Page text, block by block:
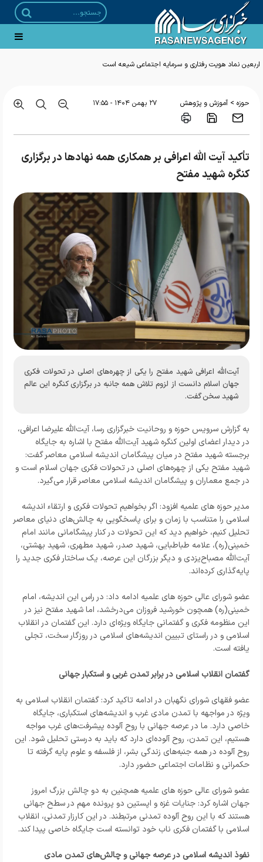
حوزه > آموزش و پژوهش ۲۷ بهمن ۱۴۰۴ - ۱۷:۵۵
تأکید آیت الله اعرافی بر همکاری همه نهاد‌ها در برگزاری
کنگره شهید مفتح
آیت‌الله اعرافی شهید مفتح را یکی از چهره‌های اصلی در تحولات فکری
جهان اسلام دانست از لزوم تلاش همه جانبه در برگزاری کنگره این عالم
شهید سخن گفت.
به گزارش سرویس حوزه و روحانیت خبرگزاری رسا، آیت‌الله علیرضا اعرافی،
در دیدار اعضای اولین کنگره شهید آیت‌الله مفتح با اشاره به جایگاه
برجسته شهید مفتح در میان پیشگامان اندیشه اسلامی معاصر گفت:
شهید مفتح یکی از چهره‌های اصلی در تحولات فکری جهان اسلام است و
در جمع معماران و پیشگامان اندیشه اسلامی معاصر قرار می‌گیرد.
مدیر حوزه های علمیه افزود: اگر بخواهیم تحولات فکری و ارتقاء اندیشه
اسلامی را متناسب با زمان و برای پاسخگویی به چالش‌های دنیای معاصر
تحلیل کنیم، خواهیم دید که این تحولات در کنار پیشگامانی مانند امام
خمینی(ره)، علامه طباطبایی، شهید صدر، شهید مطهری، شهید بهشتی،
آیت‌الله مصباح‌یزدی و دیگر بزرگان این عرصه، یک ساختار فکری جدید را
پایه‌گذاری کرده‌اند.
عضو شورای عالی حوزه های علمیه ادامه داد: در راس این اندیشه، امام
خمینی(ره) همچون خورشید فروزان می‌درخشد، اما شهید مفتح نیز در
این منظومه فکری و گفتمانی جایگاه ویژه‌ای دارد. این گفتمان در انقلاب
اسلامی و در راستای تبیین اندیشه‌های اسلامی در روزگار سخت، تجلی
یافته است.
گفتمان انقلاب اسلامی در برابر تمدن غربی و استکبار جهانی
عضو فقهای شورای نگهبان در ادامه تاکید کرد: گفتمان انقلاب اسلامی به
ویژه در مواجهه با تمدن مادی غرب و اندیشه‌های استکباری، جایگاه
خاصی دارد. ما در عرصه جهانی با روح آلوده پیشرفت‌های غرب مواجه
هستیم، این تمدن، روح آلوده‌ای دارد که باید به درستی تحلیل شود. این
روح آلوده در همه جنبه‌های زندگی بشر، از فلسفه و علوم پایه گرفته تا
حکمرانی و نظامات اجتماعی حضور دارد.
عضو شورای عالی حوزه های علمیه همچنین به دو چالش بزرگ امروز
جهان اشاره کرد: جنایات غزه و اپستین دو پرونده مهم در سطح جهانی
هستند که با این روح آلوده تمدنی مرتبطند. در این کارزار تمدنی، انقلاب
اسلامی با گفتمان فکری ناب خود توانسته است جایگاه خاصی پیدا کند.
نفوذ اندیشه اسلامی در عرصه جهانی و چالش‌های تمدن مادی